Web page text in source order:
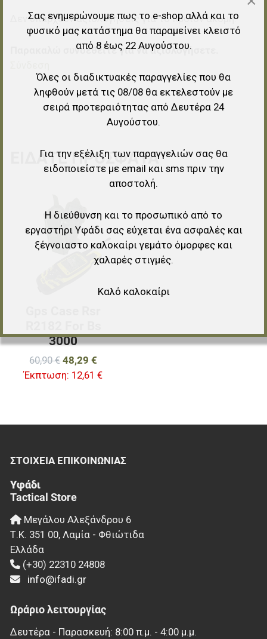
Δεν υπάρχουν αξιολογήσεις για το προϊόν ακόμη.
Παρακαλώ συνδεθείτε για να αξιολογήσετε.
ΕΊΔΑΤΕ ΠΡΌΣΦΑΤΑ
Προσθήκη για σύγκριση
Γρήγορη ματιά
3000
60,90 € 48,29 €
Έκπτωση: 12,61 €
ΣΤΟΙΧΕΊΑ EΠΙΚΟΙΝΩΝΊΑΣ
Υφάδι
Tactical Store
Μεγάλου Αλεξάνδρου 6
Τ.Κ. 351 00, Λαμία - Φθιώτιδα
Ελλάδα
(+30) 22310 24808
info@ifadi.gr
Ωράριο λειτουργίας
Δευτέρα - Παρασκευή: 8:00 π.μ. - 4:00 μ.μ.
Σας ενημερώνουμε πως το e-shop αλλά και το
φυσικό μας κατάστημα θα παραμείνει κλειστό
από 8 έως 22 Αυγούστου.
Όλες οι διαδικτυακές παραγγελίες που θα
ληφθούν μετά τις 08/08 θα εκτελεστούν με
σειρά προτεραιότητας από Δευτέρα 24
Αυγούστου.
Για την εξέλιξη των παραγγελιών σας θα
ειδοποιείστε με email και sms πριν την
αποστολή.
Η διεύθυνση και το προσωπικό από το
εργαστήρι Υφάδι σας εύχεται ένα ασφαλές και
ξέγνοιαστο καλοκαίρι γεμάτο όμορφες και
χαλαρές στιγμές.
Καλό καλοκαίρι